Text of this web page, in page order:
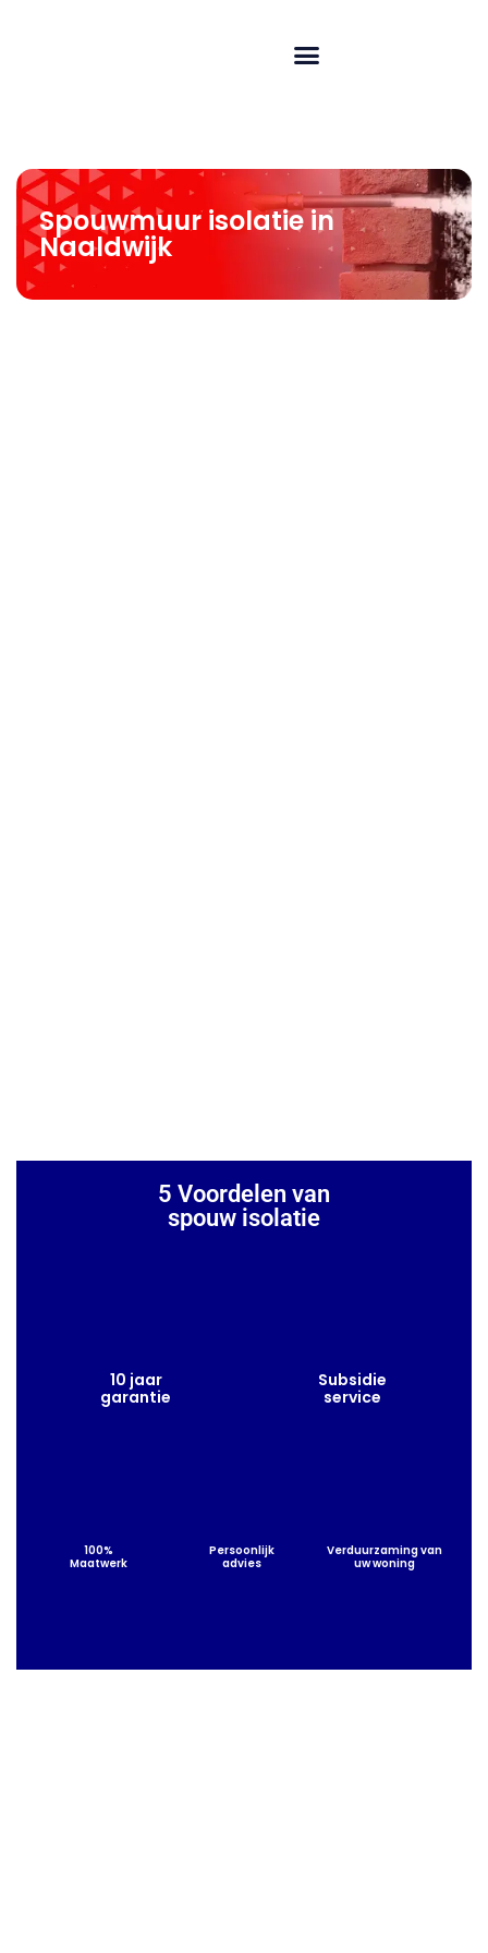
Spouwmuur isolatie in
Naaldwijk
5 Voordelen van
spouw isolatie
10 jaar
garantie
Subsidie
service
100%
Maatwerk
Persoonlijk
advies
Verduurzaming van
uw woning